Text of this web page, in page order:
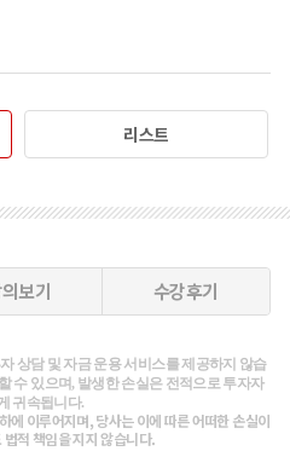
리스트
보기 수강후기
상담 및 자금 운용 서비스를 제공하지 않습
수 있으며, 발생한 손실은 전적으로 투자자
귀속됩니다.
에 이루어지며, 당사는 이에 따른 어떠한 손실이
법적 책임을 지지 않습니다.